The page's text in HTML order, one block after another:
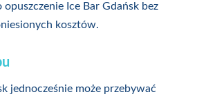
Ice Bar Gdańsk bez
kosztów.
jednocześnie może przebywać